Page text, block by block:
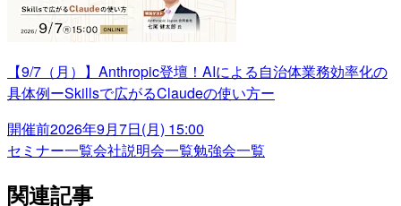
【9/7（月）】Anthropic登壇！AIによる自治体業務効率化の
具体例ーSkillsで広がるClaudeの使い方ー
開催前2026年9月7日(月) 15:00
セミナー一覧会社説明会一覧勉強会一覧
関連記事